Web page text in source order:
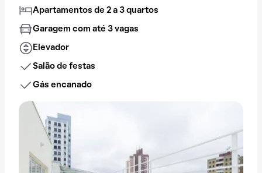
Apartamentos de 2 a 3 quartos
Garagem com até 3 vagas
Elevador
Salão de festas
Gás encanado